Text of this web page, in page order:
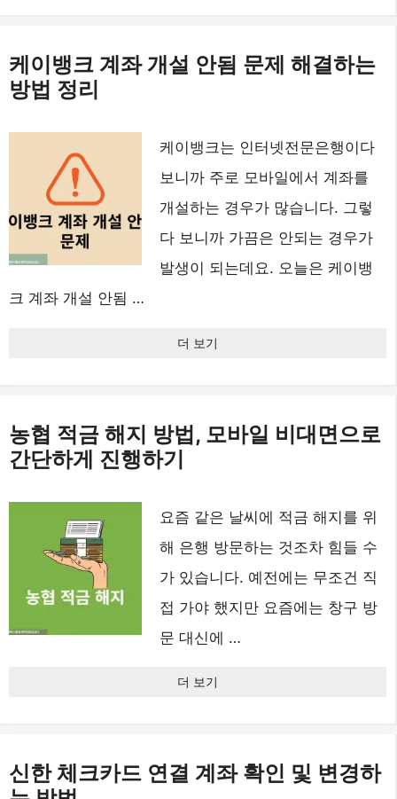
케이뱅크 계좌 개설 안됨 문제 해결하는
방법 정리
케이뱅크는 인터넷전문은행이다
보니까 주로 모바일에서 계좌를
개설하는 경우가 많습니다. 그렇
다 보니까 가끔은 안되는 경우가
발생이 되는데요. 오늘은 케이뱅
크 계좌 개설 안됨 …
더 보기
농협 적금 해지 방법, 모바일 비대면으로
간단하게 진행하기
요즘 같은 날씨에 적금 해지를 위
해 은행 방문하는 것조차 힘들 수
가 있습니다. 예전에는 무조건 직
접 가야 했지만 요즘에는 창구 방
문 대신에 …
더 보기
신한 체크카드 연결 계좌 확인 및 변경하